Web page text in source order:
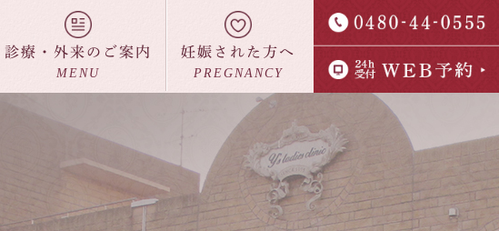
診療・外来のご案内
MENU
妊娠された方へ
PREGNANCY
各種教室案内 よくあるご質問